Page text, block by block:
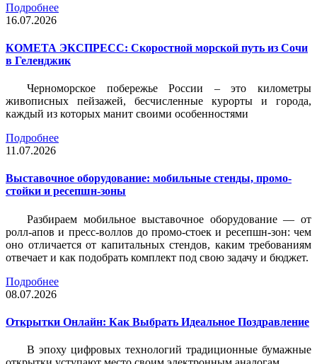
Подробнее
16.07.2026
КОМЕТА ЭКСПРЕСС: Скоростной морской путь из Сочи
в Геленджик
Черноморское побережье России – это километры
живописных пейзажей, бесчисленные курорты и города,
каждый из которых манит своими особенностями
Подробнее
11.07.2026
Выставочное оборудование: мобильные стенды, промо-
стойки и ресепшн-зоны
Разбираем мобильное выставочное оборудование — от
ролл-апов и пресс-воллов до промо-стоек и ресепшн-зон: чем
оно отличается от капитальных стендов, каким требованиям
отвечает и как подобрать комплект под свою задачу и бюджет.
Подробнее
08.07.2026
Открытки Онлайн: Как Выбрать Идеальное Поздравление
В эпоху цифровых технологий традиционные бумажные